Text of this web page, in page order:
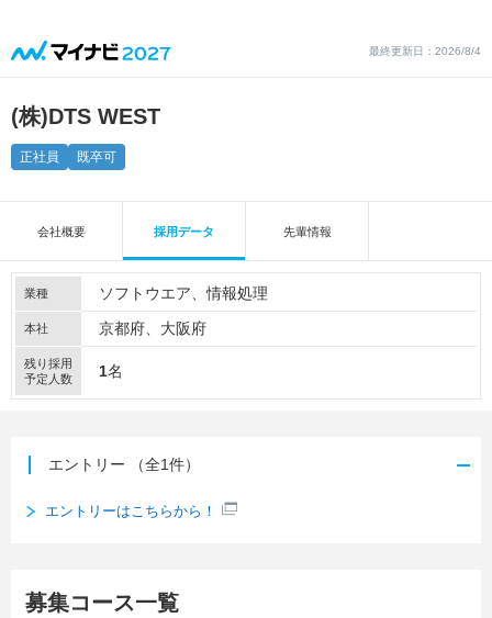
最終更新日：2026/8/4
(株)DTS WEST
正社員 既卒可
会社概要 採用データ 先輩情報
業種 ソフトウエア 情報処理
本社 京都府、大阪府
残り採用
予定人数
1名
エントリー （全1件）
エントリーはこちらから！
募集コース一覧